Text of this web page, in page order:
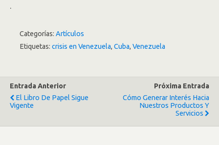
Categorías: Artículos
Etiquetas: crisis en Venezuela, Cuba, Venezuela
Entrada Anterior
El Libro De Papel Sigue
Vigente
Próxima Entrada
Cómo Generar Interés Hacia
Nuestros Productos Y
Servicios